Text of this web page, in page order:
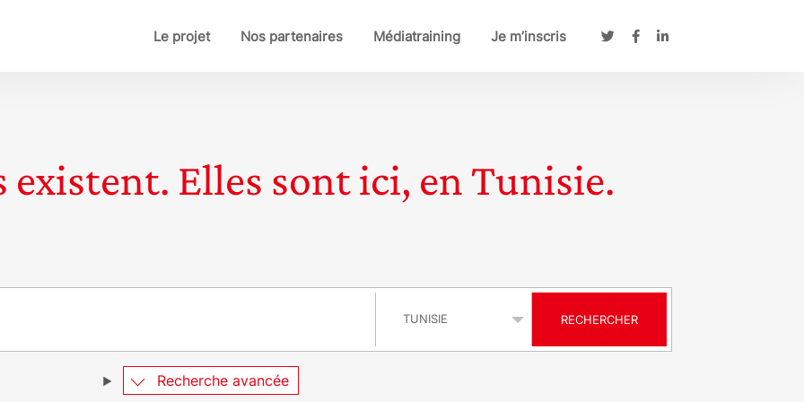
Le projet Nos partenaires Médiatraining Je m’inscris
existent. Elles sont ici, en Tunisie.
RECHERCHER
Recherche avancée